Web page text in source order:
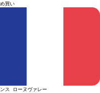
次のヴィンテージに変更されます、
買い
ス ローヌヴァレー